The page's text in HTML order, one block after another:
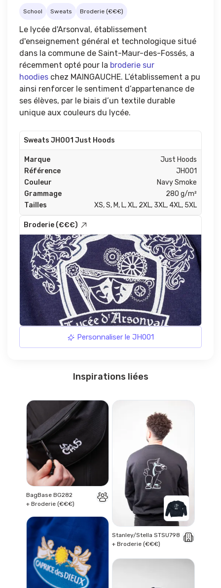
School Sweats Broderie (€€€)
Le lycée d'Arsonval, établissement
d'enseignement général et technologique situé
dans la commune de Saint-Maur-des-Fossés, a
récemment opté pour la broderie sur
hoodies chez MAINGAUCHE. L’établissement a pu
ainsi renforcer le sentiment d’appartenance de
ses élèves, par le biais d’un textile durable
unique aux couleurs du lycée.
Sweats JH001 Just Hoods
Marque
Just Hoods
Référence
JH001
Couleur
Navy Smoke
Grammage
280 g/m²
Tailles
XS, S, M, L, XL, 2XL, 3XL, 4XL, 5XL
Broderie (€€€)
Personnaliser le JH001
Inspirations liées
BagBase BG282
+ Broderie (€€€)
Stanley/Stella STSU798
+ Broderie (€€€)